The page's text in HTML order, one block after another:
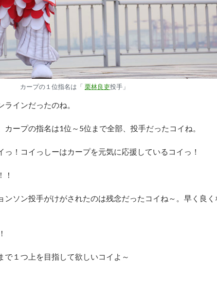
カープの１位指名は「 栗林良吏投手」
インだったのね。
ープの指名は1位～5位まで全部、投手だったコイね。
！コイっしーはカープを元気に応援しているコイっ！
！
ンソン投手がけがされたのは残念だったコイね～。早く良
１つ上を目指して欲しいコイよ～